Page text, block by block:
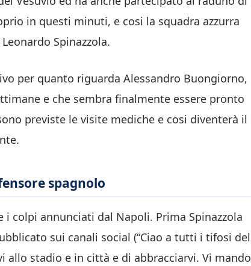
in questi minuti, e cosi la squadra azzurra
Spinazzola.
per quanto riguarda Alessandro Buongiorno,
e che sembra finalmente essere pronto
previste le visite mediche e cosi diventerà il
spagnolo
colpi annunciati dal Napoli. Prima Spinazzola
sui canali social (“Ciao a tutti i tifosi del
allo stadio e in città e di abbracciarvi. Vi mando